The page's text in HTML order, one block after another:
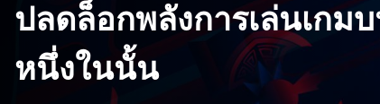
ปลดล็อกพลังการเล่นเกม
หนึ่งในนั้น